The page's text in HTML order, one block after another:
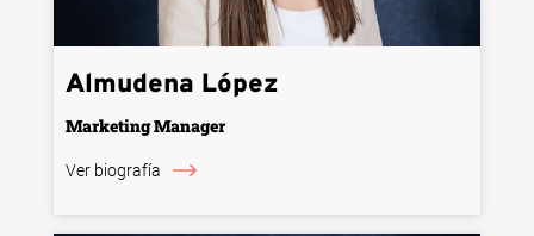
Almudena López
Marketing Manager
Ver biografía